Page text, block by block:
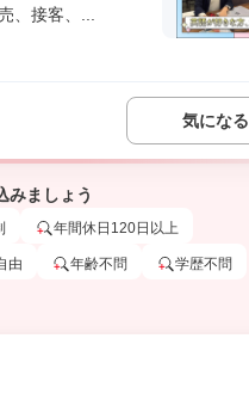
、接客、...
気になる
みましょう
年間休日120日以上
由 年齢不問 学歴不問